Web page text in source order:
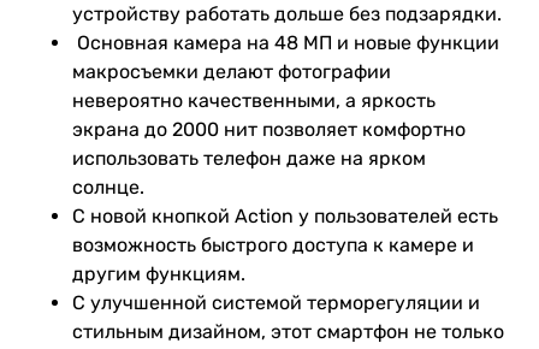
устройству работать дольше без подзарядки.
Основная камера на 48 МП и новые функции
макросъемки делают фотографии
невероятно качественными, а яркость
экрана до 2000 нит позволяет комфортно
использовать телефон даже на ярком
солнце.
С новой кнопкой Action у пользователей есть
возможность быстрого доступа к камере и
другим функциям.
С улучшенной системой терморегуляции и
стильным дизайном, этот смартфон не только